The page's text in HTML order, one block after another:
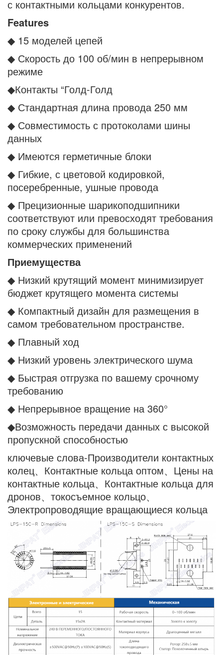
с контактными кольцами конкурентов.
Features
◆ 15 моделей цепей
◆ Скорость до 100 об/мин в непрерывном
режиме
◆Контакты “Голд-Голд
◆ Стандартная длина провода 250 мм
◆ Совместимость с протоколами шины
данных
◆ Имеются герметичные блоки
◆ Гибкие, с цветовой кодировкой,
посеребренные, ушные провода
◆ Прецизионные шарикоподшипники
соответствуют или превосходят требования
по сроку службы для большинства
коммерческих применений
Приемущества
◆ Низкий крутящий момент минимизирует
бюджет крутящего момента системы
◆ Компактный дизайн для размещения в
самом требовательном пространстве.
◆ Плавный ход
◆ Низкий уровень электрического шума
◆ Быстрая отгрузка по вашему срочному
требованию
◆ Непрерывное вращение на 360°
◆Возможность передачи данных с высокой
пропускной способностью
ключевые слова-Производители контактных
колец、Контактные кольца оптом、Цены на
контактные кольца、Контактные кольца для
дронов、токосъемное кольцо、
Электропроводящие вращающиеся кольца